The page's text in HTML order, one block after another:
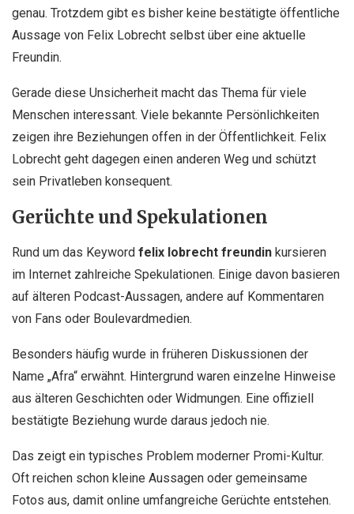
genau. Trotzdem gibt es bisher keine bestätigte öffentliche
Aussage von Felix Lobrecht selbst über eine aktuelle
Freundin.
Gerade diese Unsicherheit macht das Thema für viele
Menschen interessant. Viele bekannte Persönlichkeiten
zeigen ihre Beziehungen offen in der Öffentlichkeit. Felix
Lobrecht geht dagegen einen anderen Weg und schützt
sein Privatleben konsequent.
Gerüchte und Spekulationen
Rund um das Keyword felix lobrecht freundin kursieren
im Internet zahlreiche Spekulationen. Einige davon basieren
auf älteren Podcast-Aussagen, andere auf Kommentaren
von Fans oder Boulevardmedien.
Besonders häufig wurde in früheren Diskussionen der
Name „Afra“ erwähnt. Hintergrund waren einzelne Hinweise
aus älteren Geschichten oder Widmungen. Eine offiziell
bestätigte Beziehung wurde daraus jedoch nie.
Das zeigt ein typisches Problem moderner Promi-Kultur.
Oft reichen schon kleine Aussagen oder gemeinsame
Fotos aus, damit online umfangreiche Gerüchte entstehen.